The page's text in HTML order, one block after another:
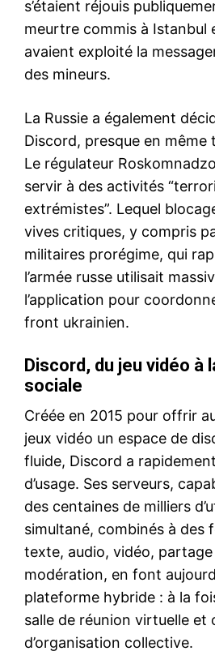
s’étaient réjouis
meurtre commis à Istanbul
avaient exploité la
des mineurs.
La Russie a également
Discord, presque en même
Le régulateur
servir à des activités
extrémistes”. Lequel
vives critiques, y compris
militaires prorégime, qui
l’armée russe utilisait
l’application pour
front ukrainien.
Discord, du jeu vidéo à
sociale
Créée en 2015 pour offrir
jeux vidéo un espace de
fluide, Discord a
d’usage. Ses serveurs,
des centaines de milliers
simultané, combinés à des
texte, audio, vidéo, partage
modération, en font
plateforme hybride : à la
salle de réunion virtuelle et
d’organisation collective.